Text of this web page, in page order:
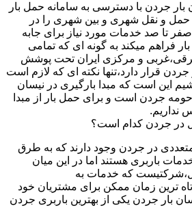
جردن با دسترسی به سامانه حمل بار
حمل و نقل شهری و بین شهری را در
صفر تا صد خدمات مورد نیاز برای جابه
فراهم میکند به گونه ای که تمامی
و مرکزی ایران تحت پوشش
قرار دارد،تنها نکته ای که لازم است
این است که مبدا بارگیری در نیسان
جردن است و برای حمل بار از مبدا
نداریم.
در جردن کدام است؟
در جردن وجود دارند که به طرق
باربری هستند اما در این میان
که خدمات به
ترین زمان ممکن برای مشتریان خود
بار جردن یکی از بهترین باربری جردن